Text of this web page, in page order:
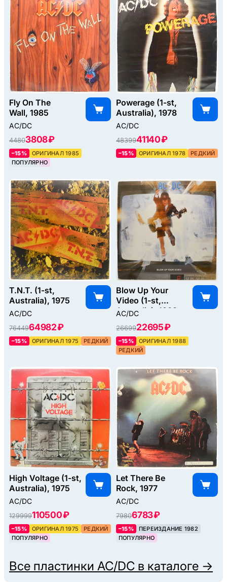
Fly On The
Wall, 1985
AC/DC
44803808 ₽
–15%
ОРИГИНАЛ 1985
ПОПУЛЯРНО
Powerage (1-st,
Australia), 1978
AC/DC
4839941140 ₽
–15% ОРИГИНАЛ 1978 РЕДКИЙ
T.N.T. (1-st,
Australia), 1975
AC/DC
7644964982 ₽
–15% ОРИГИНАЛ 1975 РЕДКИЙ
Blow Up Your
Video (1-st,
Australia), 1988
AC/DC
2669922695 ₽
–15%
ОРИГИНАЛ 1988
РЕДКИЙ
High Voltage (1-st,
Australia), 1975
AC/DC
129999110500 ₽
–15% ОРИГИНАЛ 1975
РЕДКИЙ
ПОПУЛЯРНО
Let There Be
Rock, 1977
AC/DC
79806783 ₽
–15%
ПЕРЕИЗДАНИЕ 1982
ПОПУЛЯРНО
Все пластинки AC/DC в каталоге →